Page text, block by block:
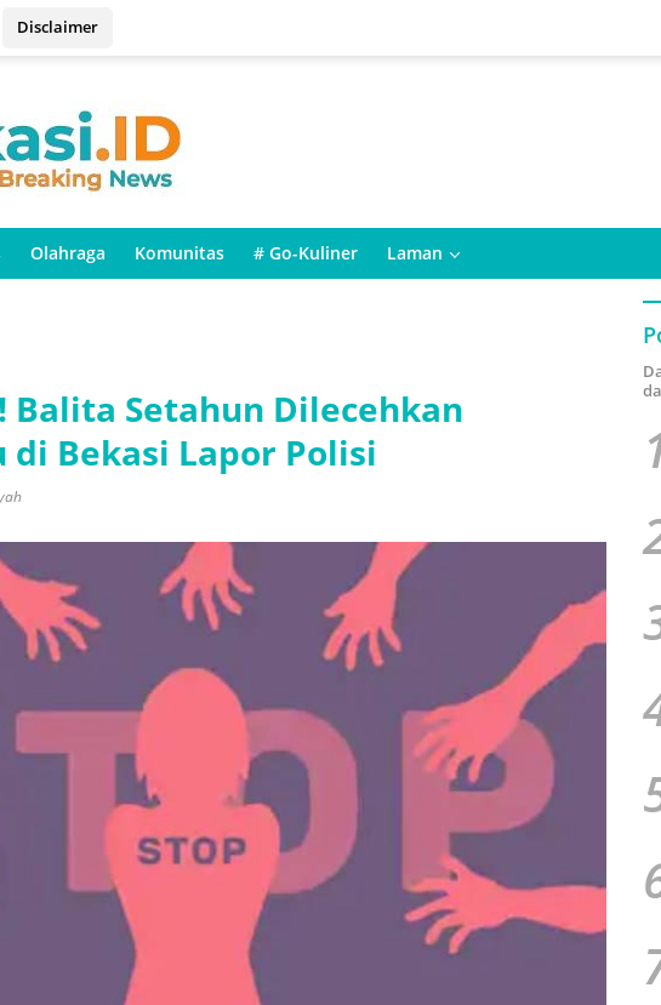
Disclaimer
Olahraga Komunitas # Go-Kuliner Laman
Setahun Dilecehkan
di Bekasi Lapor Polisi